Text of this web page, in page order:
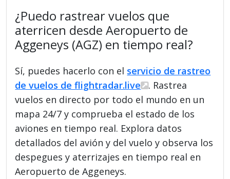
¿Puedo rastrear vuelos que
aterricen desde Aeropuerto de
Aggeneys (AGZ) en tiempo real?
Sí, puedes hacerlo con el servicio de rastreo
de vuelos de flightradar.live
. Rastrea
vuelos en directo por todo el mundo en un
mapa 24/7 y comprueba el estado de los
aviones en tiempo real. Explora datos
detallados del avión y del vuelo y observa los
despegues y aterrizajes en tiempo real en
Aeropuerto de Aggeneys.